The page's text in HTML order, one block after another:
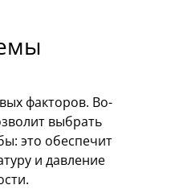
факторов. Во-
выбрать
это обеспечит
и давление